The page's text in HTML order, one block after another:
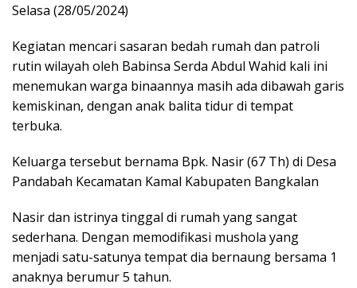
Selasa (28/05/2024)
Kegiatan mencari sasaran bedah rumah dan patroli
rutin wilayah oleh Babinsa Serda Abdul Wahid kali ini
menemukan warga binaannya masih ada dibawah garis
kemiskinan, dengan anak balita tidur di tempat
terbuka.
Keluarga tersebut bernama Bpk. Nasir (67 Th) di Desa
Pandabah Kecamatan Kamal Kabupaten Bangkalan
Nasir dan istrinya tinggal di rumah yang sangat
sederhana. Dengan memodifikasi mushola yang
menjadi satu-satunya tempat dia bernaung bersama 1
anaknya berumur 5 tahun.